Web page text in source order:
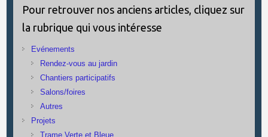
Pour retrouver nos anciens articles, cliquez sur
la rubrique qui vous intéresse
Evénements
Rendez-vous au jardin
Chantiers participatifs
Salons/foires
Autres
Projets
Trame Verte et Bleue